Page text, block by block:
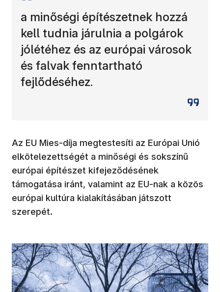
a minőségi építészetnek hozzá
kell tudnia járulnia a polgárok
jólétéhez és az európai városok
és falvak fenntartható
fejlődéséhez.
Az EU Mies-díja megtestesíti az Európai Unió
elkötelezettségét a minőségi és sokszínű
európai építészet kifejeződésének
támogatása iránt, valamint az EU-nak a közös
európai kultúra kialakításában játszott
szerepét.